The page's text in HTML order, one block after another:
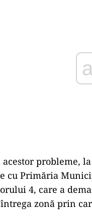
acestor probleme,
cu Primăria
4, care a
zonă prin